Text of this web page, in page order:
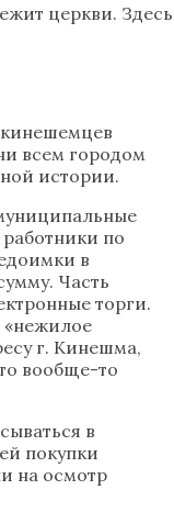
церкви.
всем городом
истории.
по
в
Часть
торги.
«нежилое
г. Кинешма,
вообще-то
в
покупки
на осмотр